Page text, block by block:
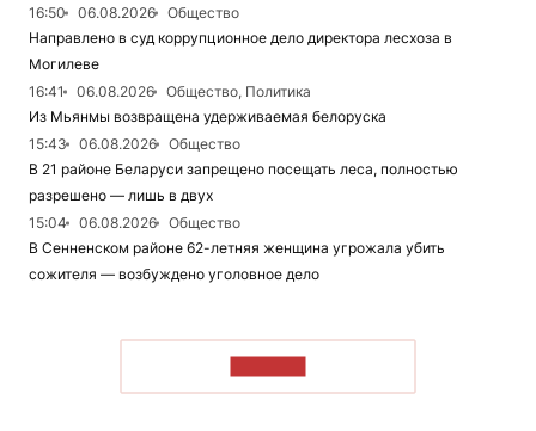
16:50
06.08.2026
Общество
Направлено в суд коррупционное дело директора лесхоза в
Могилеве
16:41
06.08.2026
Общество, Политика
Из Мьянмы возвращена удерживаемая белоруска
15:43
06.08.2026
Общество
В 21 районе Беларуси запрещено посещать леса, полностью
разрешено — лишь в двух
15:04
06.08.2026
Общество
В Сенненском районе 62-летняя женщина угрожала убить
сожителя — возбуждено уголовное дело